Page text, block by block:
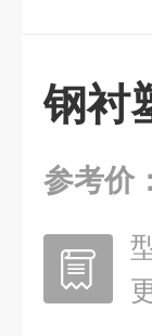
钢衬
参考价：